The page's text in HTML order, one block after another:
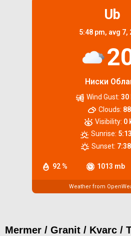
Ub
5:48 pm, avg 7,
Ниски
92 % 1013 mb
Wind Gust: 30
Clouds:
Visibility: 0
Sunrise:
Sunset:
Weather from
Mermer / Granit / Kvarc /